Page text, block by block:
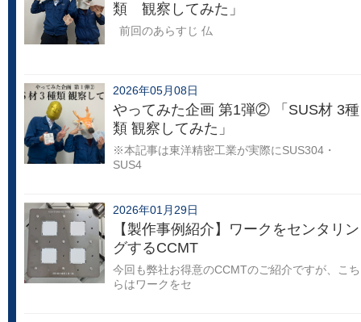
類 観察してみた」
前回のあらすじ 仏
2026年05月08日
やってみた企画 第1弾② 「SUS材 3種
類 観察してみた」
※本記事は東洋精密工業が実際にSUS304・
SUS4
2026年01月29日
【製作事例紹介】ワークをセンタリン
グするCCMT
今回も弊社お得意のCCMTのご紹介ですが、こち
らはワークをセ